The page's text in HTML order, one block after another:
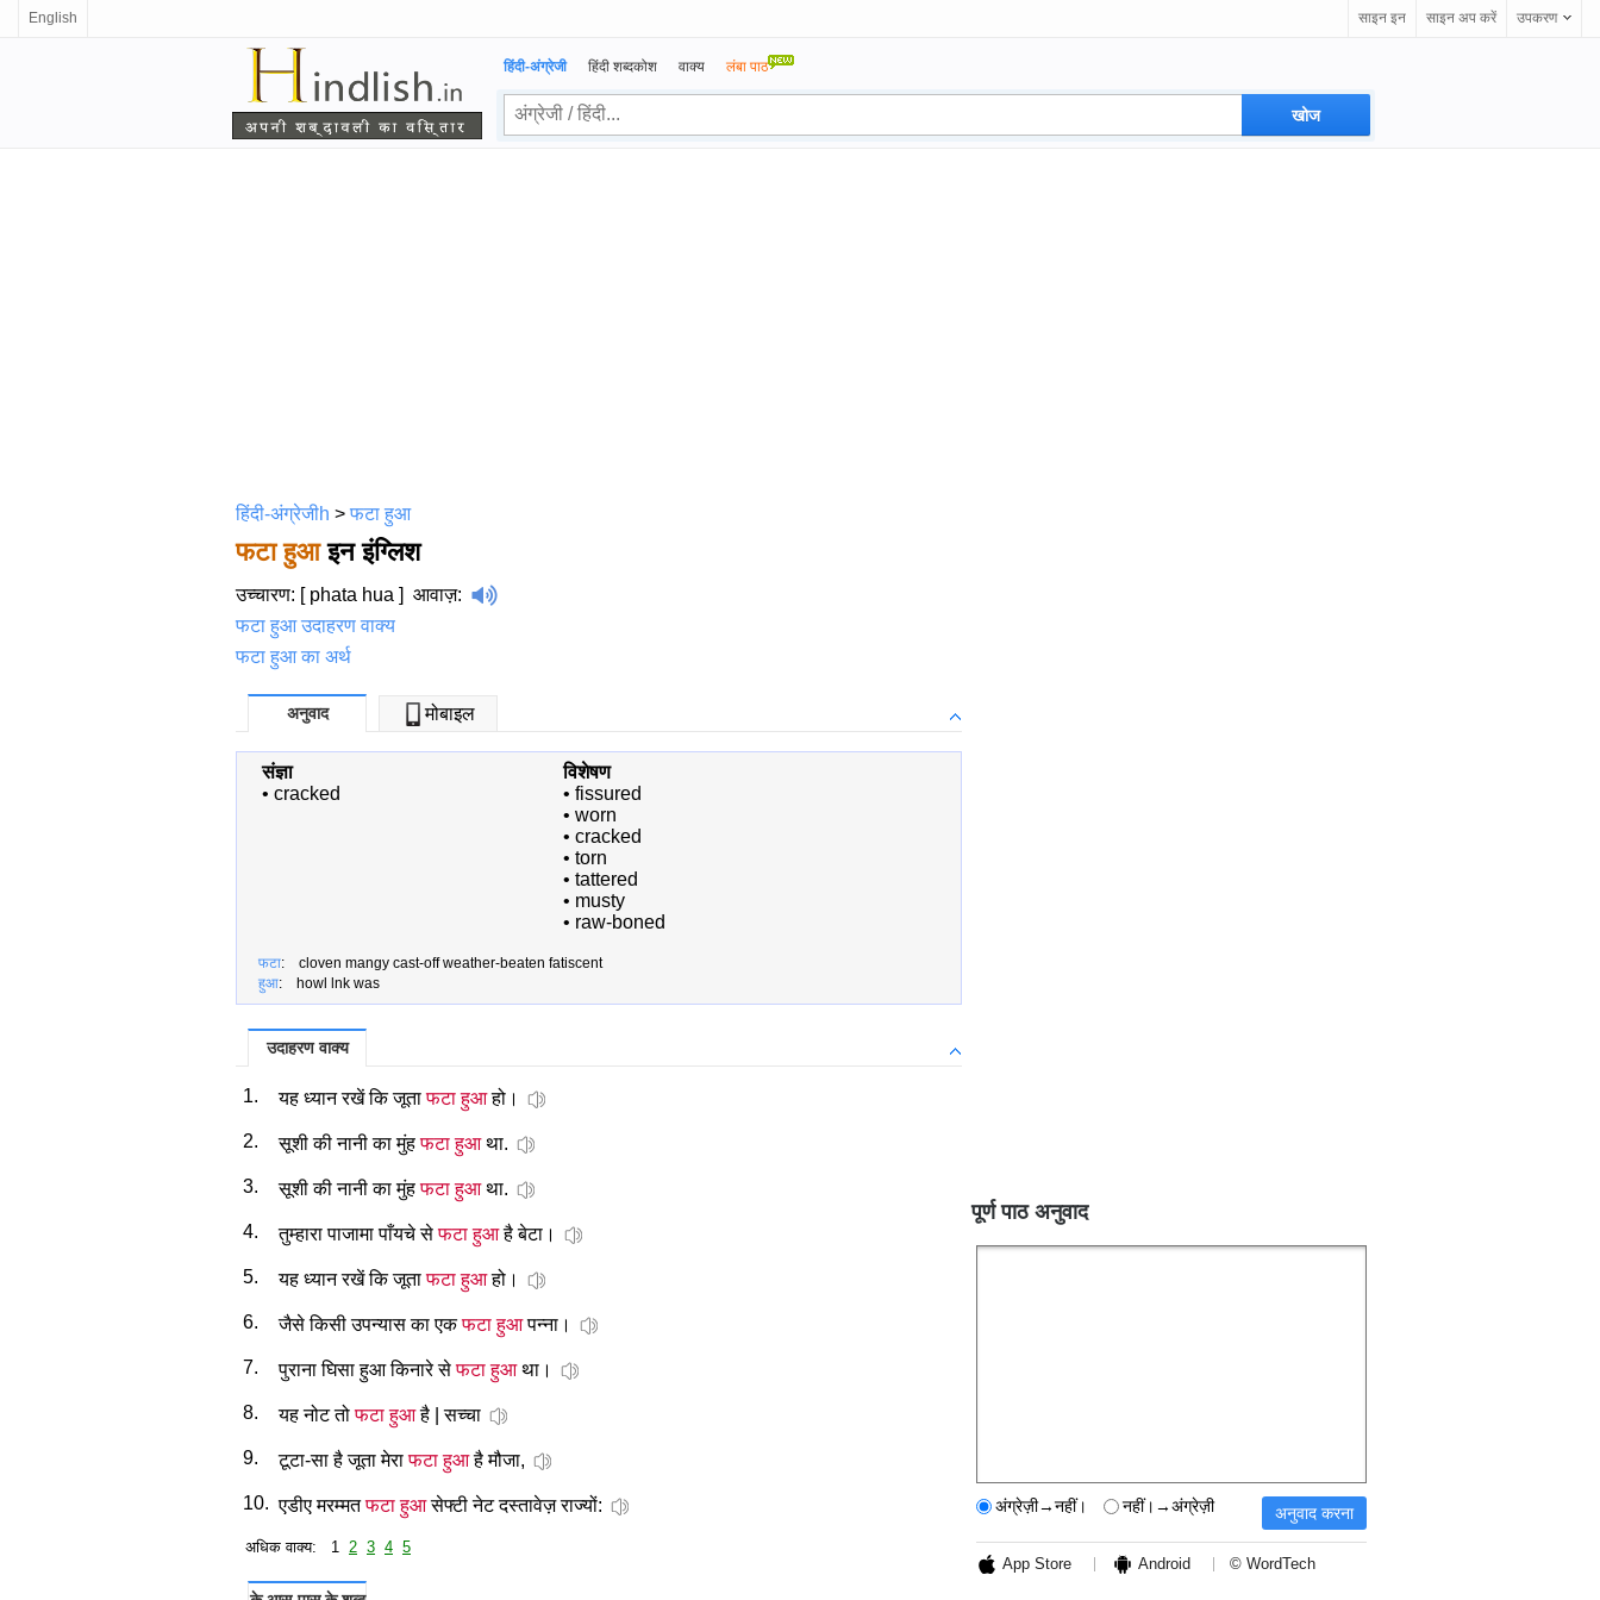
English साइन इन साइन अप करें उपकरण
हिंदी-अंग्रेजी हिंदी शब्दकोश वाक्य लंबा पाठ
हिंदी-अंग्रेजीh >फटा हुआ
फटा हुआइन इंग्लिश
उच्चारण: [ phata hua ] आवाज़:
फटा हुआ उदाहरण वाक्य
फटा हुआ का अर्थ
अनुवाद मोबाइल
संज्ञा
• cracked
विशेषण
• fissured
• worn
• cracked
• torn
• tattered
• musty
• raw-boned
फटा: cloven mangy cast-off weather-beaten fatiscent
हुआ: howl lnk was
उदाहरण वाक्य
1. यह ध्यान रखें कि जूताफटा हुआहो।
2. सूशी की नानी का मुंहफटा हुआथा.
3. सूशी की नानी का मुंहफटा हुआथा.
4. तुम्हारा पाजामा पाँयचे सेफटा हुआहै बेटा।
5. यह ध्यान रखें कि जूताफटा हुआहो।
6. जैसे किसी उपन्यास का एकफटा हुआपन्ना।
7. पुराना घिसा हुआ किनारे सेफटा हुआथा।
8. यह नोट तोफटा हुआहै | सच्चा
9. टूटा-सा है जूता मेराफटा हुआहै मौजा,
10. एडीए मरम्मतफटा हुआसेफ्टी नेट दस्तावेज़ राज्यों:
अधिक वाक्य: 1 2 3 4 5
पूर्ण पाठ अनुवाद
अंग्रेज़ी→नहीं। नहीं।→अंग्रेज़ी
App Store Android © WordTech